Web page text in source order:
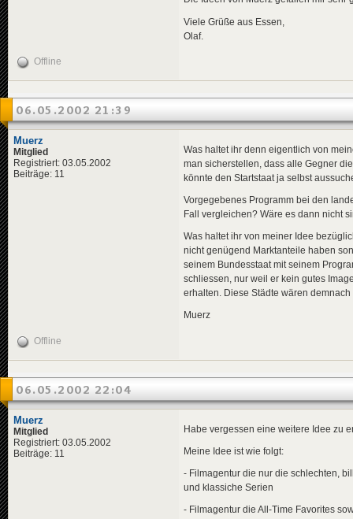
Viele Grüße aus Essen,
Olaf.
Offline
06.05.2002 21:39
Muerz
Mitglied
Registriert: 03.05.2002
Beiträge: 11
Was haltet ihr denn eigentlich von
man sicherstellen, dass alle Gegner
könnte den Startstaat ja selbst
Vorgegebenes Programm bei den
Fall vergleichen? Wäre es dann nicht
Was haltet ihr von meiner Idee
nicht genügend Marktanteile haben
seinem Bundesstaat mit seinem
schliessen, nur weil er kein gutes
erhalten. Diese Städte wären
Muerz
Offline
06.05.2002 22:04
Muerz
Mitglied
Registriert: 03.05.2002
Beiträge: 11
Habe vergessen eine weitere Idee zu
Meine Idee ist wie folgt:
- Filmagentur die nur die schlechten,
und klassiche Serien
- Filmagentur die All-Time Favorites